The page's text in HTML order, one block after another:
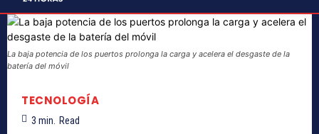
La baja potencia de los puertos prolonga la carga y acelera el desgaste de la
batería del móvil
TECNOLOGÍA
3 min. Read